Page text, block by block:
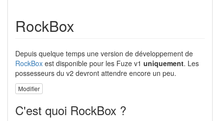
RockBox
Depuis quelque temps une version de développement de
RockBox est disponible pour les Fuze v1 uniquement. Les
possesseurs du v2 devront attendre encore un peu.
Modifier
C'est quoi RockBox ?